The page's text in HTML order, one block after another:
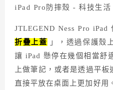
JTLEGEND Ness Pro iPad
折疊上蓋
」，透過保護殼
讓 iPad 懸停在幾個相當舒
上做筆記，或者是透過平
直接平放在桌面上更加好用